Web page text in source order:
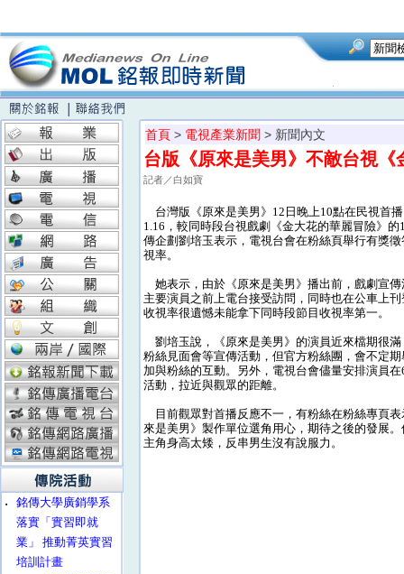
‧
銘傳大學廣銷學系
落實「實習即就
業」 推動菁英實習
培訓計畫
首頁 > 電視產業新聞 > 新聞內文
台版《原來是美男》不敵台視
記者／白如寶
台灣版《原來是美男》12日晚上10點在民視首
1.16，較同時段台視戲劇《金大花的華麗冒險》的
傳企劃劉培玉表示，電視台會在粉絲頁舉行有獎
視率。
她表示，由於《原來是美男》播出前，戲劇宣
主要演員之前上電台接受訪問，同時也在公車上
收視率很遺憾未能拿下同時段節目收視率第一。
劉培玉說，《原來是美男》的演員近來檔期很
粉絲見面會等宣傳活動，但官方粉絲團，會不定
加與粉絲的互動。另外，電視台會儘量安排演員
活動，拉近與觀眾的距離。
目前觀眾對首播反應不一，有粉絲在粉絲專頁
來是美男》製作單位選角用心，期待之後的發展
主角身高太矮，反串男生沒有說服力。